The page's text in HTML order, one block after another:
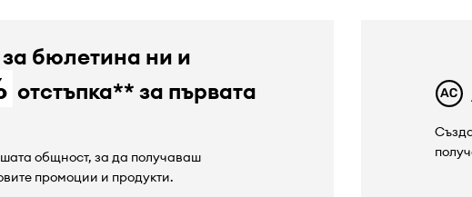
бюлетина ни и
отстъпка** за първата
общност, за да получаваш
промоции и продукти.